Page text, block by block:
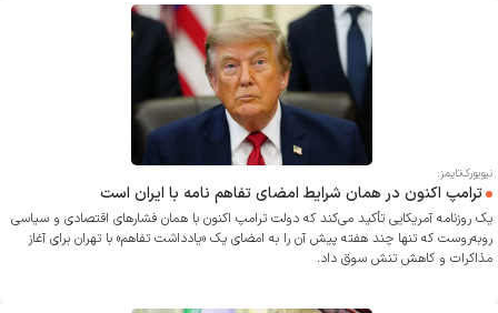
نیویورک‌تایمز:
ترامپ اکنون در همان شرایط امضای تفاهم نامه با ایران است
یک روزنامه آمریکایی تأکید می‌کند که دولت ترامپ اکنون با همان فشار‌های اقتصادی و سیاسی
روبه‌روست که تنها چند هفته پیش آن را به امضای یک «یادداشت تفاهم» با تهران برای آغاز
مذاکرات و کاهش تنش سوق داد.